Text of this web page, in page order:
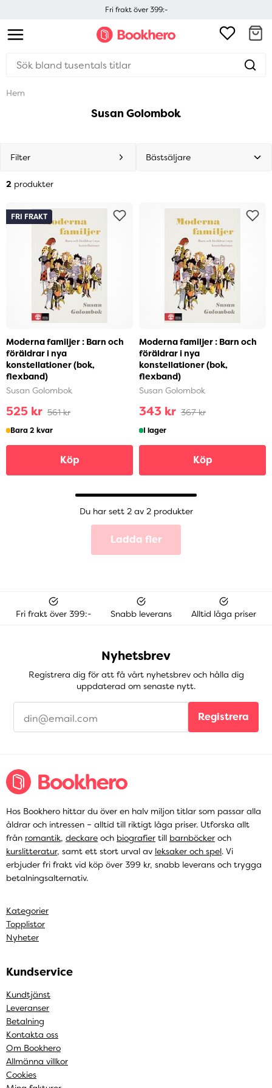
Fri frakt över 399:-
Hem
Susan Golombok
Filter
2 produkter
Moderna familjer : Barn och
föräldrar i nya
konstellationer (bok,
flexband)
Susan Golombok
525 kr 561 kr
FRI FRAKT
Bara 2 kvar
Köp
Moderna familjer : Barn och
föräldrar i nya
konstellationer (bok,
flexband)
Susan Golombok
343 kr 367 kr
I lager
Köp
Du har sett 2 av 2 produkter
Ladda fler
Fri frakt över 399:- Snabb leverans Alltid låga priser
Nyhetsbrev
Registrera dig för att få vårt nyhetsbrev och hålla dig
uppdaterad om senaste nytt.
Registrera
Hos Bookhero hittar du över en halv miljon titlar som passar alla
åldrar och intressen – alltid till riktigt låga priser. Utforska allt
från romantik, deckare och biografier till barnböcker och
kurslitteratur, samt ett stort urval av leksaker och spel. Vi
erbjuder fri frakt vid köp över 399 kr, snabb leverans och trygga
betalningsalternativ.
Kategorier
Topplistor
Nyheter
Kundservice
Kundtjänst
Leveranser
Betalning
Kontakta oss
Om Bookhero
Allmänna villkor
Cookies